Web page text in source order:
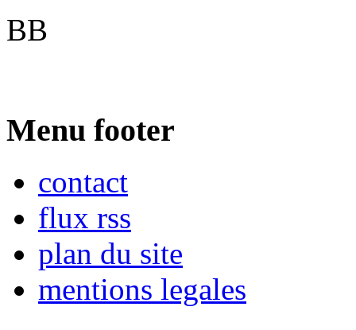
BB
Menu footer
contact
flux rss
plan du site
mentions legales